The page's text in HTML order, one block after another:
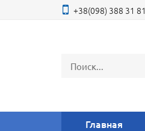
+38(098) 388 31 81
Главная